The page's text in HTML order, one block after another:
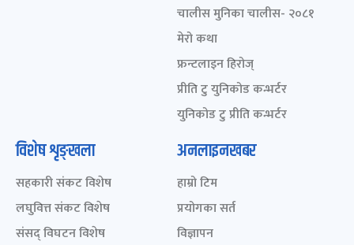
चालीस मुनिका चालीस- २०८१
मेरो कथा
फ्रन्टलाइन हिरोज्
प्रीति टु युनिकोड कन्भर्टर
युनिकोड टु प्रीति कन्भर्टर
विशेष शृङ्खला
सहकारी संकट विशेष
लघुवित्त संकट विशेष
संसद् विघटन विशेष
अनलाइनखबर
हाम्रो टिम
प्रयोगका सर्त
विज्ञापन